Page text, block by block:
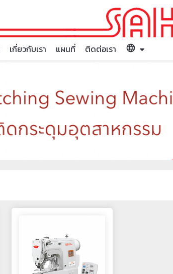
เกี่ยวกับเรา แผนที่ ติดต่อเรา language